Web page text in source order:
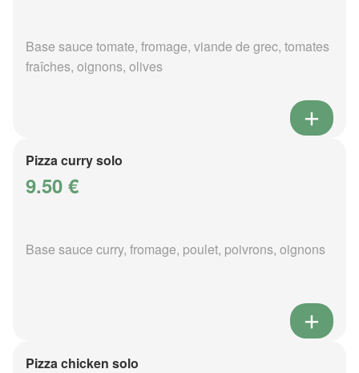
Base sauce tomate, fromage, viande de grec, tomates
fraîches, oignons, olives
Pizza curry solo
9.50 €
Base sauce curry, fromage, poulet, poivrons, oignons
Pizza chicken solo